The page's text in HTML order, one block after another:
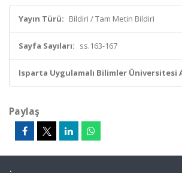
Yayın Türü: Bildiri / Tam Metin Bildiri
Sayfa Sayıları: ss.163-167
Isparta Uygulamalı Bilimler Üniversitesi
Paylaş